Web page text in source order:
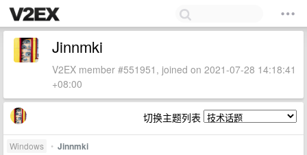
Jinnmki
V2EX member #551951, joined on 2021-07-28 14:18:41
+08:00
切换主题列表
Windows • Jinnmki